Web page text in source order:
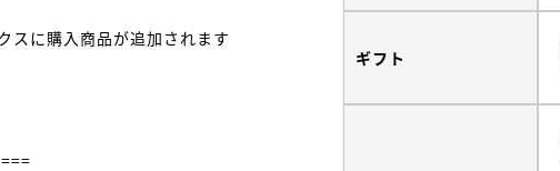
スに購入商品が追加されます
ギフト